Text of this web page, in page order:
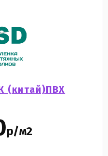
(китай)ПВХ
р/м2